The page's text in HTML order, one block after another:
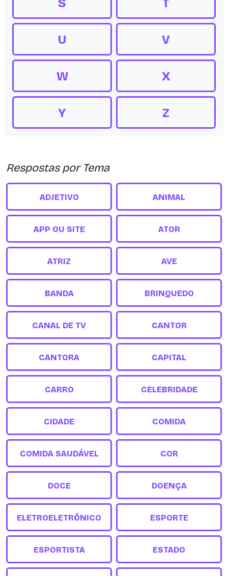
S T
U V
W X
Y Z
Respostas por Tema
ADJETIVO ANIMAL
APP OU SITE ATOR
ATRIZ AVE
BANDA BRINQUEDO
CANAL DE TV CANTOR
CANTORA CAPITAL
CARRO CELEBRIDADE
CIDADE COMIDA
COMIDA SAUDÁVEL COR
DOCE DOENÇA
ELETROELETRÔNICO ESPORTE
ESPORTISTA ESTADO